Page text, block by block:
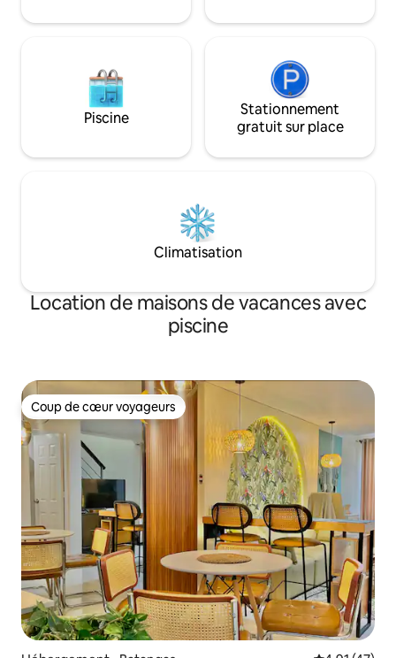
d'excellents restaurants sont à
DE PISCINE
Piscine
Stationnement
gratuit sur place
Climatisation
Location de maisons de vacances avec
piscine
Coup de cœur voyageurs
Coup de cœur voyageurs